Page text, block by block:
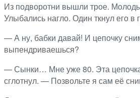
Из подворотни вышли трое.
Улыбались нагло. Один ткнул его в
— А ну, бабки давай! И цепочку
выпендриваешься?
— Сынки… Мне уже 80. Эта
сглотнул. — Позвольте я сам её